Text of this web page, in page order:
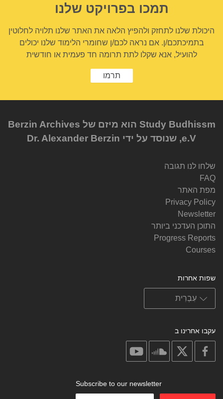
תמכו בפרויקט שלנו
היכולת שלנו לתחזק ולהפיץ הלאה את האתר שלנו תלויה לחלוטין
בתמיכתכם/ן. אם נראה לכם/ן שחומרי הלימוד שלנו יכולים
להועיל, אנא שקלו לתת תרומה חד פעמית או חודשית
תרמו
Study Budhissm הוא מיזם של Berzin Archives
e.V, שנוסד על ידי Dr. Alexander Berzin
שלחו לנו תגובה
FAQ
מפת האתר
Privacy Policy
Newsletter
התוכן העדכני ביותר
Progress Reports
Courses
שפות אחרות
עקבו אחרינו ב
facebook
soundcloud
Subscribe to our newsletter